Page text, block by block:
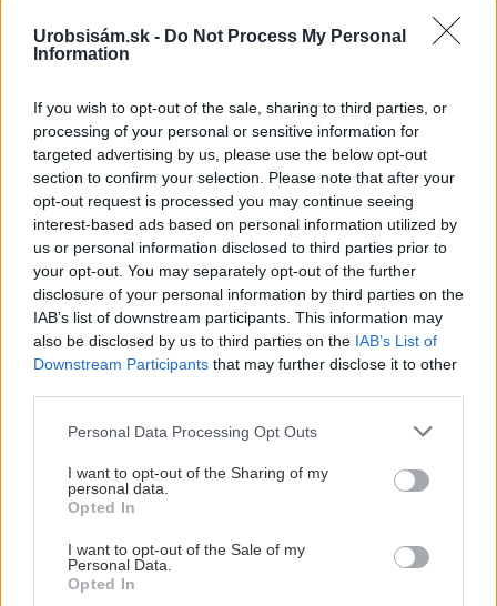
Urobsisám.sk - Do Not Process My Personal
Information
If you wish to opt-out of the sale, sharing to third parties, or
processing of your personal or sensitive information for
targeted advertising by us, please use the below opt-out
section to confirm your selection. Please note that after your
opt-out request is processed you may continue seeing
interest-based ads based on personal information utilized by
us or personal information disclosed to third parties prior to
your opt-out. You may separately opt-out of the further
disclosure of your personal information by third parties on the
IAB’s list of downstream participants. This information may
also be disclosed by us to third parties on the IAB’s List of
Downstream Participants that may further disclose it to other
Please note that this website/app uses one or more Google
not limited to your visit or usage behaviour. You may click to
grant or deny consent to Google and its third-party tags to
use your data for below specified purposes in below Google
consent section.
Personal Data Processing Opt Outs
I want to opt-out of the Sharing of my
personal data.
Opted In
I want to opt-out of the Sale of my
Personal Data.
Opted In
ZÁHRADA
5 trvaliek s
panašovanými listami,
ktoré dodajú vášmu
záhonu celosezónny
šmrnc
Trvalky, ktoré znesú
sucho a teplo? Tieto
vysaďte na miesta, na
ktoré slnko svieti celý
deň